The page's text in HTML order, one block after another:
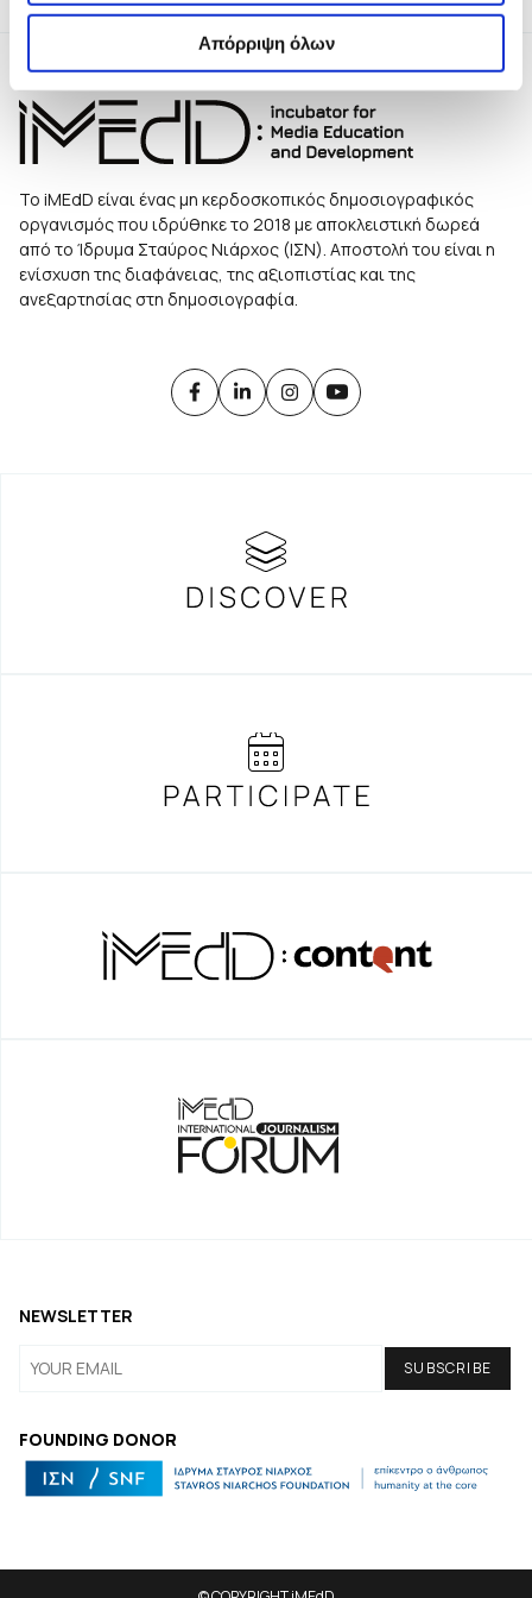
Απόρριψη όλων
Το iMEdD είναι ένας μη κερδοσκοπικός δημοσιογραφικός
οργανισμός που ιδρύθηκε το 2018 με αποκλειστική δωρεά
από το Ίδρυμα Σταύρος Νιάρχος (ΙΣΝ). Αποστολή του είναι η
ενίσχυση της διαφάνειας, της αξιοπιστίας και της
ανεξαρτησίας στη δημοσιογραφία.
FOUNDING DONOR
NEWSLETTER